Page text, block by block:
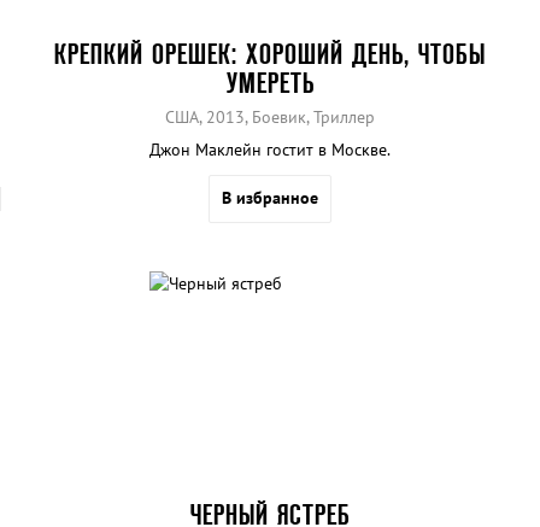
КРЕПКИЙ ОРЕШЕК: ХОРОШИЙ ДЕНЬ, ЧТОБЫ
УМЕРЕТЬ
США, 2013, Боевик, Триллер
Джон Маклейн гостит в Москве.
В избранное
ЧЕРНЫЙ ЯСТРЕБ